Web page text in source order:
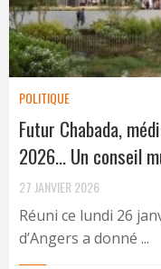
POLITIQUE
Futur Chabada,
2026… Un conseil
27 JANVIER 2026
Réuni ce lundi 26
d’Angers a donné ...